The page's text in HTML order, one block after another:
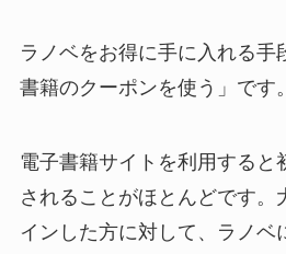
ラノベをお得に手に入れる手
書籍のクーポンを使う」です。
電子書籍サイトを利用すると
されることがほとんどです。
インした方に対して、ラノベ